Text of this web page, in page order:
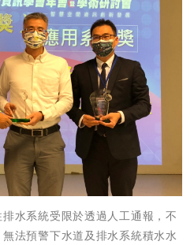
水系統受限於透過人工通報，不
法預警下水道及排水系統積水水